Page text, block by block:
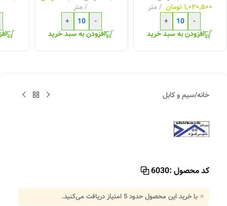
۱,۰۲۰,۵۰۰ تومان
متر
-
+
افزودن به سبد خرید
متر
-
+
افزودن به سبد خرید
خانه/سیم و کابل
کد محصول :6030
⭐ با خرید این محصول حدود5 امتیاز دریافت می‌کنید.